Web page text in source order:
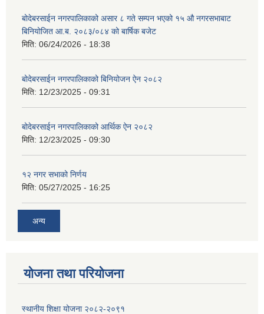
बोदेबरसाईन नगरपालिकाको असार ८ गते सम्पन भएको १५ ‍‍‍औ नगरसभाबाट
बिनियोजित आ.ब. २०८३/०८४ को बार्षिक बजेट
मिति: 06/24/2026 - 18:38
बोदेबरसाईन नगरपालिकाको बिनियोजन ऐन २०८२
मिति: 12/23/2025 - 09:31
बोदेबरसाईन नगरपालिकाको आर्थिक ऐन २०८२
मिति: 12/23/2025 - 09:30
१२ नगर सभाको निर्णय
मिति: 05/27/2025 - 16:25
अन्य
योजना तथा परियोजना
स्थानीय शिक्षा योजना २०८२-२०९१